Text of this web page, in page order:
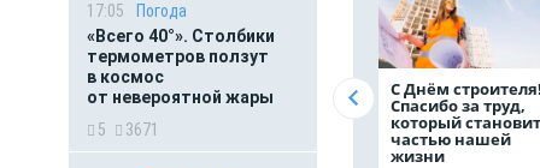
17:05
Погода
«Всего 40°». Столбики
термометров ползут
в космос
от невероятной жары
5
3671
С Днём
Спасибо за труд,
который
частью нашей
жизни